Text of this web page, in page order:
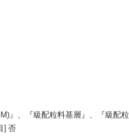
』、『級配粒料基層』、『級配粒
] 否